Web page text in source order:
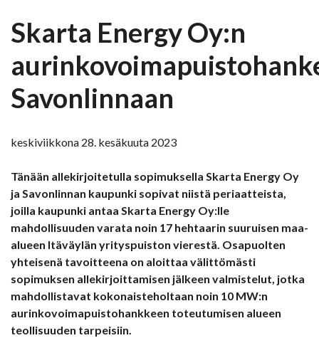
Skarta Energy Oy:n
Savonlinnaan
keskiviikkona 28. kesäkuuta 2023
Tänään allekirjoitetulla sopimuksella Skarta Energy Oy
ja Savonlinnan kaupunki sopivat niistä periaatteista,
joilla kaupunki antaa Skarta Energy Oy:lle
mahdollisuuden varata noin 17 hehtaarin suuruisen maa-
alueen Itäväylän yrityspuiston vierestä. Osapuolten
yhteisenä tavoitteena on aloittaa välittömästi
sopimuksen allekirjoittamisen jälkeen valmistelut, jotka
mahdollistavat kokonaisteholtaan noin 10 MW:n
aurinkovoimapuistohankkeen toteutumisen alueen
teollisuuden tarpeisiin.